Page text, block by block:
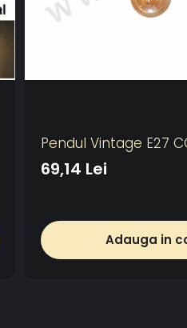
Pendul Vintage E27
69,14 Lei
Adauga in